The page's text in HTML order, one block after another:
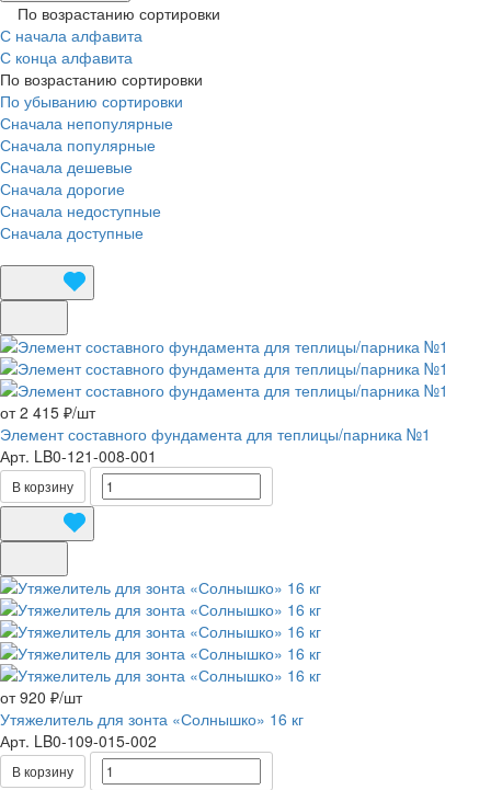
По возрастанию сортировки
С начала алфавита
С конца алфавита
По возрастанию сортировки
По убыванию сортировки
Сначала непопулярные
Сначала популярные
Сначала дешевые
Сначала дорогие
Сначала недоступные
Сначала доступные
от 2 415 ₽/шт
Элемент составного фундамента для теплицы/парника №1
Арт. LB0-121-008-001
В корзину
от 920 ₽/шт
Утяжелитель для зонта «Солнышко» 16 кг
Арт. LB0-109-015-002
В корзину